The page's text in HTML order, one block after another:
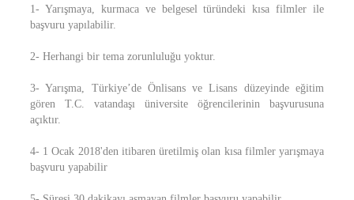
1- Yarışmaya, kurmaca ve belgesel türündeki kısa filmler ile
başvuru yapılabilir.
2- Herhangi bir tema zorunluluğu yoktur.
3- Yarışma, Türkiye’de Önlisans ve Lisans düzeyinde eğitim
gören T.C. vatandaşı üniversite öğrencilerinin başvurusuna
açıktır.
4- 1 Ocak 2018'den itibaren üretilmiş olan kısa filmler yarışmaya
başvuru yapabilir